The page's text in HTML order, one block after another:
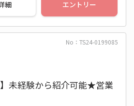
細 エントリー
No：TS24-0199085
】未経験から紹介可能★営業